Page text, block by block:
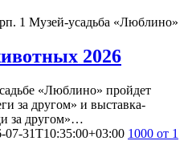
1 Музей-усадьба «Люблино»
2026
«Люблино» пройдет
за другом» и выставка-
за другом»…
07-31T10:35:00+03:00 1000 от 1